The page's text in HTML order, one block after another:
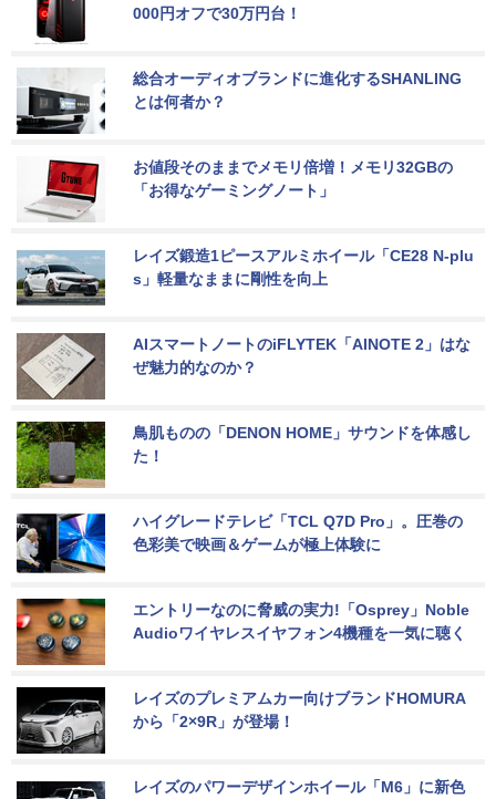
000円オフで30万円台！
総合オーディオブランドに進化するSHANLING
とは何者か？
お値段そのままでメモリ倍増！メモリ32GBの
「お得なゲーミングノート」
レイズ鍛造1ピースアルミホイール「CE28 N-plu
s」軽量なままに剛性を向上
AIスマートノートのiFLYTEK「AINOTE 2」はな
ぜ魅力的なのか？
鳥肌ものの「DENON HOME」サウンドを体感し
た！
ハイグレードテレビ「TCL Q7D Pro」。圧巻の
色彩美で映画＆ゲームが極上体験に
エントリーなのに脅威の実力!「Osprey」Noble
Audioワイヤレスイヤフォン4機種を一気に聴く
レイズのプレミアムカー向けブランドHOMURA
から「2×9R」が登場！
レイズのパワーデザインホイール「M6」に新色